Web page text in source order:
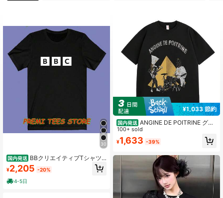
30
国内発送 BBクリエイティブTシャツ -
ショートスブクルーネックコットンT
シャツ、柔らかく夏にぴったりの通
気性素材 - PREMI TEES STOREのス
タイリッシュなデザイン、カジュア
¥2,205 -20%
4-5日
¥1,033 節約
国内発送 ANGINE DE POITRINE グラ
フィックプリント クルーネックTシ
ャツ - カジュアル ショートスブ コッ
トンTシャツ、ストトスタイル バン
春夏 ゆったり オーバーサイズ トッ
プス、ギフトやストトコーデに最適
100+ sold
¥1,633 -39%